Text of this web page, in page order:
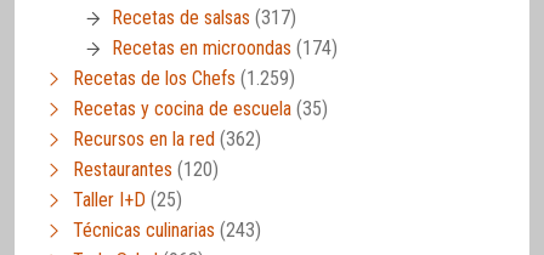
Recetas de salsas (317)
Recetas en microondas (174)
Recetas de los Chefs (1.259)
Recetas y cocina de escuela (35)
Recursos en la red (362)
Restaurantes (120)
Taller I+D (25)
Técnicas culinarias (243)